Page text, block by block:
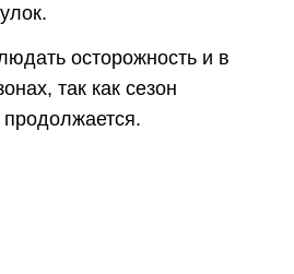
осторожность и в
так как сезон